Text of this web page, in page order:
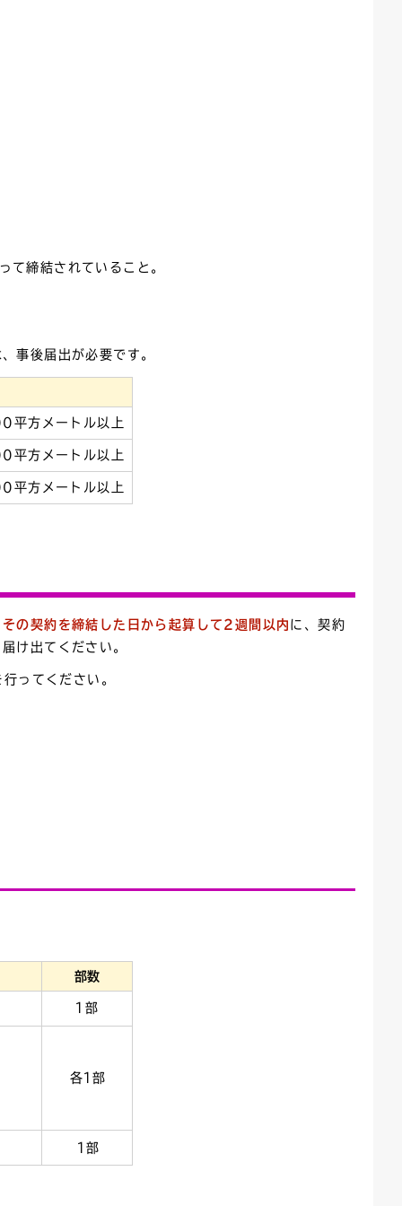
て締結されていること。
事後届出が必要です。
平方メートル以上
平方メートル以上
方メートル以上
その契約を締結した日から起算して2週間以内 に、契約
け出てください。
行ってください。
部数
1部
各1部
1部